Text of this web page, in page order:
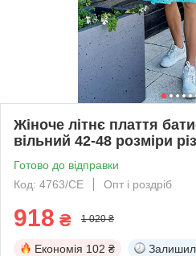
Жіноче літнє плаття
вільний 42-48 розміри
Готово до відправки
Код: 4763/СЕ
Опт і роздріб
918 ₴ 1 020 ₴
Економія 102 ₴